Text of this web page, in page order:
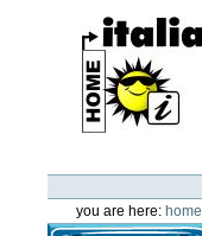
content.
navigation
tools
you are here: home